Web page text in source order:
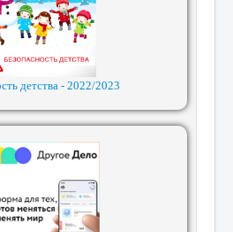
детства - 2022/2023